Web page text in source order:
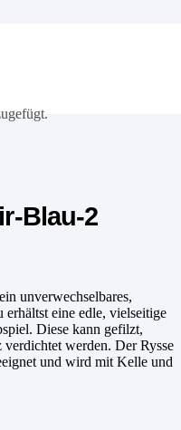
Blau-2
unverwechselbares,
erhältst eine edle, vielseitige
Diese kann gefilzt,
werden. Der Rysse
und wird mit Kelle und